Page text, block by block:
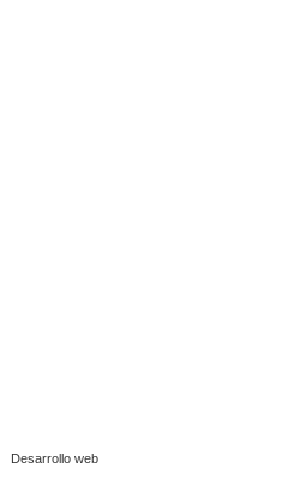
Desarrollo web